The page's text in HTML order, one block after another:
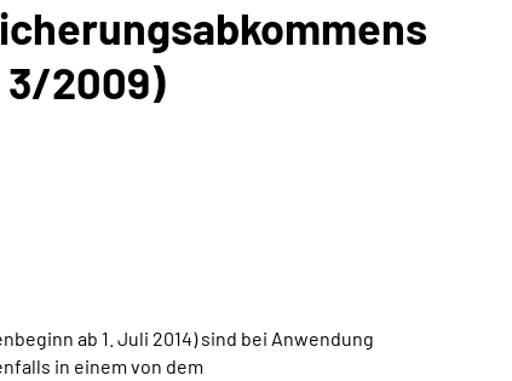
3/2009)
ab 1. Juli 2014) sind bei Anwendung
in einem von dem